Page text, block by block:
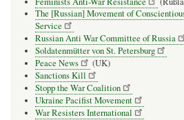
The [Russian] Movement of
Service
Russian Anti War Committee of Russia
Soldatenmütter von St. Petersburg
Peace News
(UK)
Sanctions Kill
Stopp the War Coalition
Ukraine Pacifist Movement
War Resisters International